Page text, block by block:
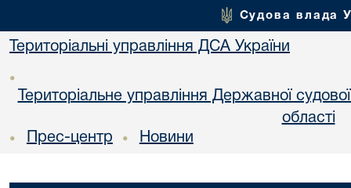
Судова влада
Територіальні управління ДСА України
•
Територіальне управління Державної
областi
• Прес-центр • Новини